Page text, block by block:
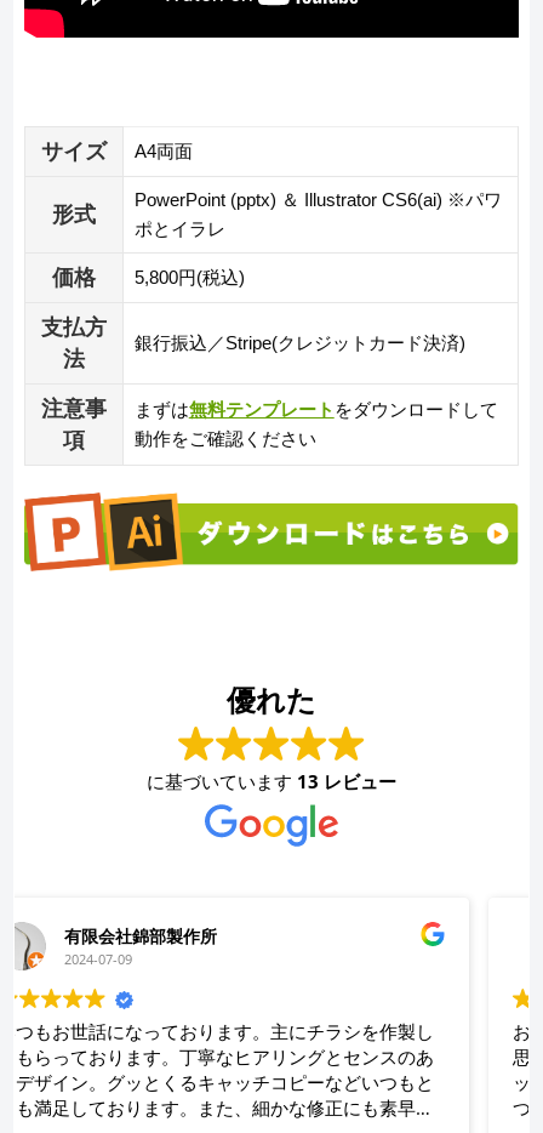
サイズ A4両面
形式
PowerPoint (pptx) ＆ Illustrator CS6(ai) ※パワ
ポとイラレ
価格 5,800円(税込)
支払方
法
銀行振込／Stripe(クレジットカード決済)
注意事
項
まずは無料テンプレート をダウンロードして
動作をご確認ください
優れた
に基づいています 13 レビュー
永井史夫
2024-01-28
お願いして本当に良かった！！相談したらこちらでは
思いつかないような構成でインパクトのあるリーフレ
ットを作ってくださいました！！素晴らしいの一言に
つきます！！今後も何かの時にお願いしたいと思いま